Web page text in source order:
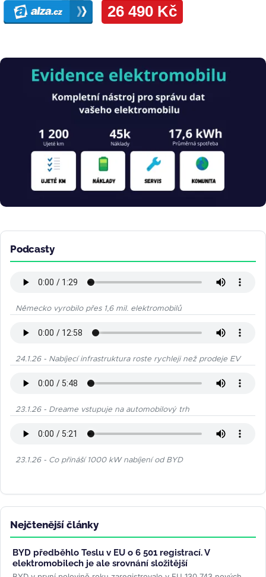
Obrázek
Podcasty
Německo vyrobilo přes 1,6 mil. elektromobilů
24.1.26 - Nabíjecí infrastruktura roste rychleji než prodeje EV
23.1.26 - Dreame vstupuje na automobilový trh
23.1.26 - Co přináší 1000 kW nabíjení od BYD
Nejčtenější články
BYD předběhlo Teslu v EU o 6 501 registrací. V
elektromobilech je ale srovnání složitější